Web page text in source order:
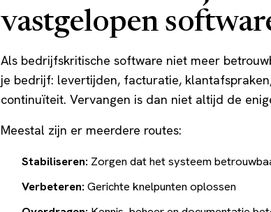
vastgelopen
Als bedrijfskritische software niet meer
je bedrijf: levertijden, facturatie,
continuïteit. Vervangen is dan niet altijd de
Meestal zijn er meerdere routes:
Stabiliseren: Zorgen dat het systeem
Verbeteren: Gerichte knelpunten oplossen